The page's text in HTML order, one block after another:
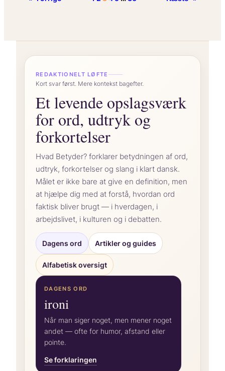
dosis
og
“
REDAKTIONELT LØFTE
Kort svar først. Mere kontekst bagefter.
Et levende opslagsværk
for ord, udtryk og
forkortelser
Hvad Betyder? forklarer betydningen af ord,
udtryk, forkortelser og slang i klart dansk.
Målet er ikke bare at give en definition, men
at hjælpe dig med at forstå, hvordan ord
faktisk bliver brugt — i hverdagen, i
arbejdslivet, i kulturen og i debatten.
Dagens ord Artikler og guides
Alfabetisk oversigt
DAGENS ORD
ironi
Når man siger noget, men mener noget
andet — ofte for humor, afstand eller
pointe.
Se forklaringen